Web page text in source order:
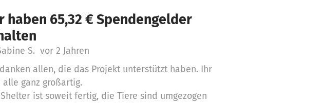
haben 65,32 € Spendengelder
S. vor 2 Jahren
allen, die das Projekt unterstützt haben. Ihr
alle ganz großartig.
Shelter ist soweit fertig, die Tiere sind umgezogen